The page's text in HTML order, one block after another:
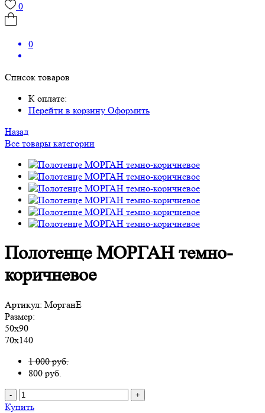
0
0
Список товаров
К оплате:
Перейти в корзину Оформить
Назад
Все товары категории
Полотенце МОРГАН темно-
коричневое
Артикул: МорганЕ
Размер:
50х90
70х140
1 000 руб.
800 руб.
- +
Купить